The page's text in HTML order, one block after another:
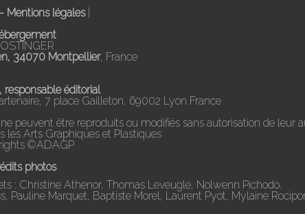
Mentions légales|
34070 Montpellier, France
responsable éditorial
7 place Gailleton, 69002 Lyon France
peuvent être reproduits ou modifiés sans autorisation de leur
les Arts Graphiques et Plastiques
©ADAGP
photos
: Christine Athenor, Thomas Leveugle, Nolwenn Pichodo.
Pauline Marquet, Baptiste Morel, Laurent Pyot, Mylaine